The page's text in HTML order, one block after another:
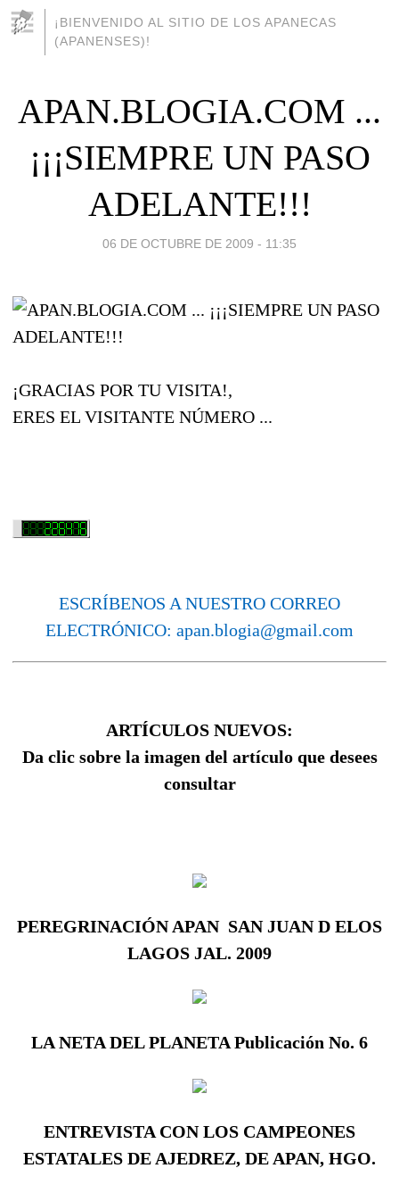
¡BIENVENIDO AL SITIO DE LOS APANECAS
(APANENSES)!
APAN.BLOGIA.COM ...
¡¡¡SIEMPRE UN PASO
ADELANTE!!!
06 DE OCTUBRE DE 2009 - 11:35
¡GRACIAS POR TU VISITA!,
ERES EL VISITANTE NÚMERO ...
ESCRÍBENOS A NUESTRO CORREO
ELECTRÓNICO: apan.blogia@gmail.com
ARTÍCULOS NUEVOS:
Da clic sobre la imagen del artículo que desees
consultar
PEREGRINACIÓN APAN  SAN JUAN D ELOS
LAGOS JAL. 2009
LA NETA DEL PLANETA Publicación No. 6
ENTREVISTA CON LOS CAMPEONES
ESTATALES DE AJEDREZ, DE APAN, HGO.